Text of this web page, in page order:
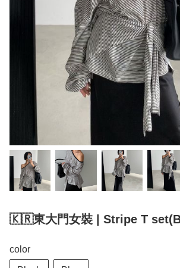
🇰🇷東大門女裝 | Stripe T
color